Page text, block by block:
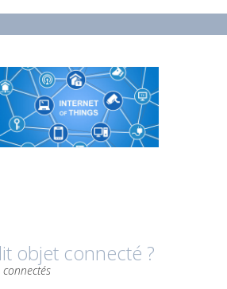
objet connecté ?
connectés